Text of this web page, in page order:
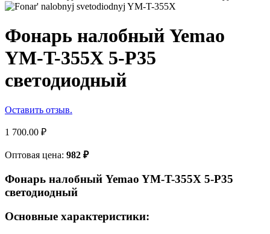
Фонарь налобный Yemao
YM-T-355X 5-P35
светодиодный
Оставить отзыв.
1 700.00 ₽
Оптовая цена: 982 ₽
Фонарь налобный Yemao YM-T-355X 5-P35
светодиодный
Основные характеристики: